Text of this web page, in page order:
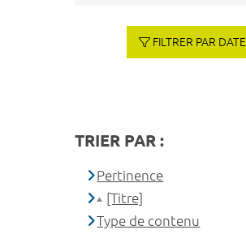
FILTRER PAR DATE
TRIER PAR :
Pertinence
[Titre]
Type de contenu